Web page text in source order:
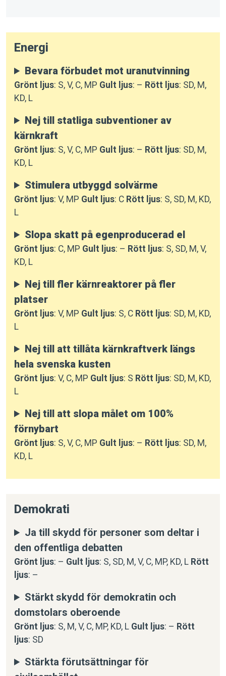
Energi
Bevara förbudet mot uranutvinning
Grönt ljus: S, V, C, MP Gult ljus: – Rött ljus: SD, M,
KD, L
Nej till statliga subventioner av
kärnkraft
Grönt ljus: S, V, C, MP Gult ljus: – Rött ljus: SD, M,
KD, L
Stimulera utbyggd solvärme
Grönt ljus: V, MP Gult ljus: C Rött ljus: S, SD, M, KD,
L
Slopa skatt på egenproducerad el
Grönt ljus: C, MP Gult ljus: – Rött ljus: S, SD, M, V,
KD, L
Nej till fler kärnreaktorer på fler
platser
Grönt ljus: V, MP Gult ljus: S, C Rött ljus: SD, M, KD,
L
Nej till att tillåta kärnkraftverk längs
hela svenska kusten
Grönt ljus: V, C, MP Gult ljus: S Rött ljus: SD, M, KD,
L
Nej till att slopa målet om 100%
förnybart
Grönt ljus: S, V, C, MP Gult ljus: – Rött ljus: SD, M,
KD, L
Demokrati
Ja till skydd för personer som deltar i
den offentliga debatten
Grönt ljus: – Gult ljus: S, SD, M, V, C, MP, KD, L Rött
ljus: –
Stärkt skydd för demokratin och
domstolars oberoende
Grönt ljus: S, M, V, C, MP, KD, L Gult ljus: – Rött
ljus: SD
Stärkta förutsättningar för